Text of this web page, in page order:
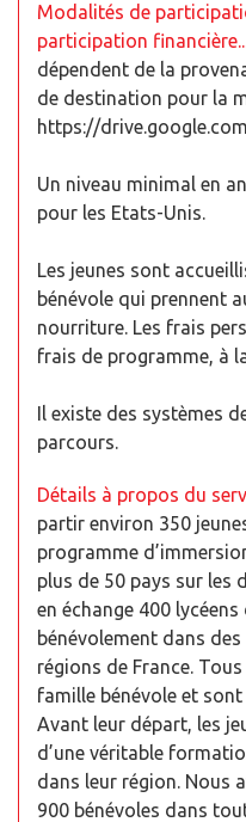
Modalités de
participation
dépendent de la
de destination pour la
https://
Un niveau minimal en
pour les Etats-Unis.
Les jeunes sont
bénévole qui prennent
nourriture. Les frais
frais de programme, à
Il existe des systèmes
parcours.
Détails à propos du
partir environ 350
programme
plus de 50 pays sur
en échange 400
bénévolement dans
régions de France.
famille bénévole et
Avant leur départ, les
d’une véritable
dans leur région. Nous
900 bénévoles dans